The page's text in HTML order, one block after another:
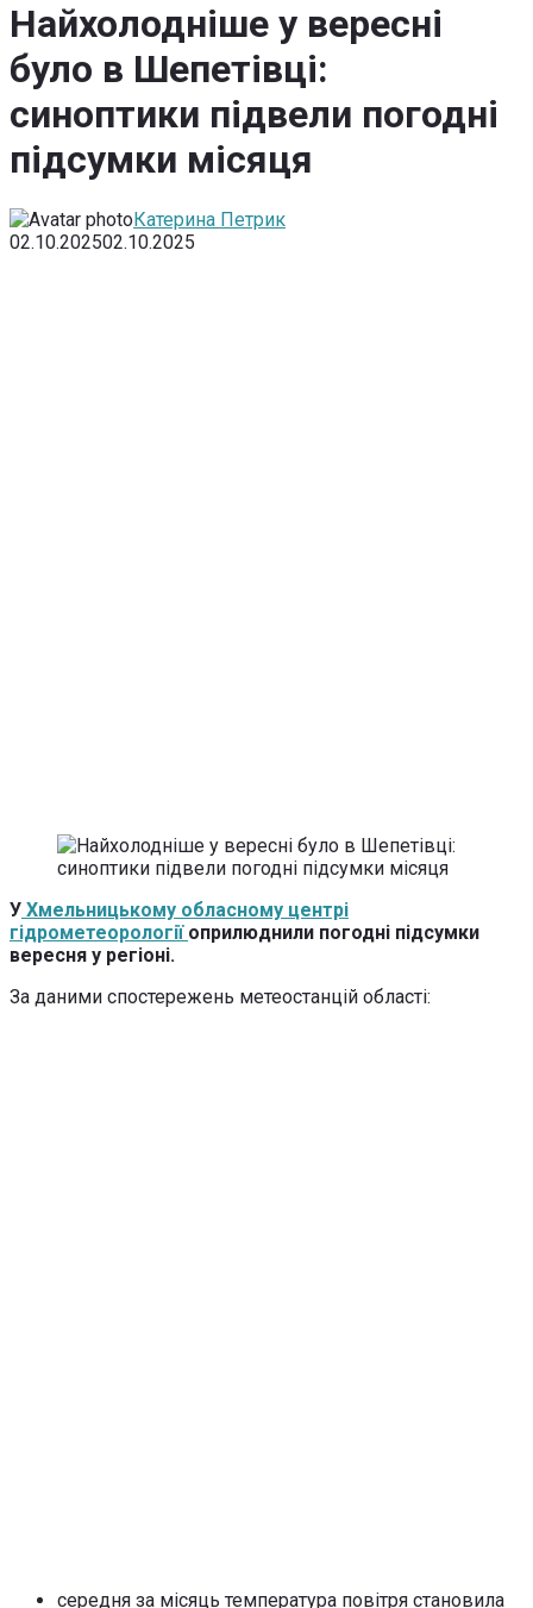
Найхолодніше у вересні
було в Шепетівці:
синоптики підвели погодні
підсумки місяця
Катерина Петрик
02.10.202502.10.2025
У Хмельницькому обласному центрі
гідрометеорології оприлюднили погодні підсумки
вересня у регіоні.
За даними спостережень метеостанцій області:
середня за місяць температура повітря становила